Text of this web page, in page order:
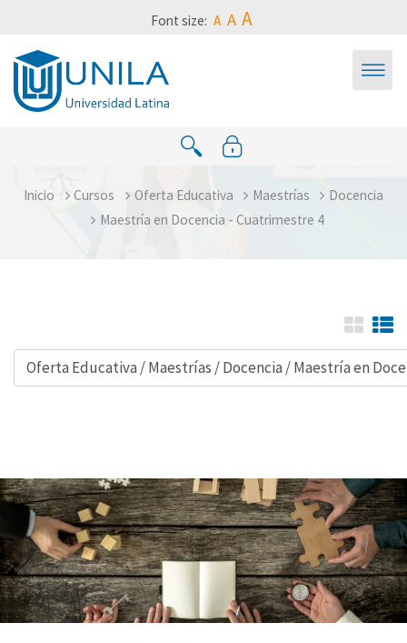
Saltar al contenido principalFont size: A A A
Inicio Cursos Oferta Educativa Maestrías
Docencia
Maestría en Docencia - Cuatrimestre 4
Categorías